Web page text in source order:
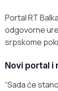
Portal RT
odgovorne
srpskome
Novi portal i
“Sada će